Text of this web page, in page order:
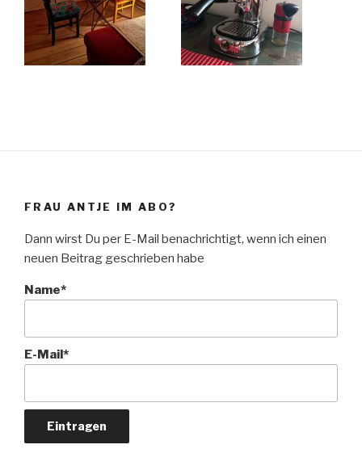
FRAU ANTJE IM ABO?
Dann wirst Du per E-Mail benachrichtigt, wenn ich einen
neuen Beitrag geschrieben habe
Name*
E-Mail*